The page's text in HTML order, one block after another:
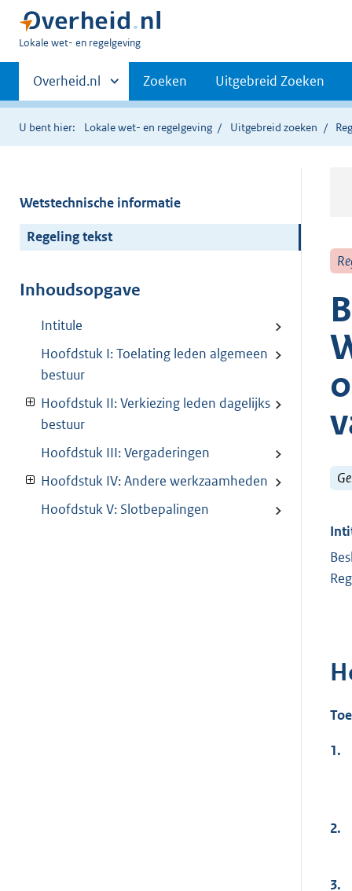
U
hier:
Lokale wet- en regelgeving
Primaire
navigatie
Andere
sites
binnen
Overheid.nl Zoeken Uitgebreid Zoeken
U bent hier: Lokale wet- en regelgeving Uitgebreid zoeken
Wetstechnische informatie
Regeling tekst
Inhoudsopgave
Intitule
Hoofdstuk I: Toelating leden algemeen
bestuur
Hoofdstuk II: Verkiezing leden dagelijks
bestuur
Hoofdstuk III: Vergaderingen
Hoofdstuk IV: Andere werkzaamheden
Hoofdstuk V: Slotbepalingen
1.
2.
3.